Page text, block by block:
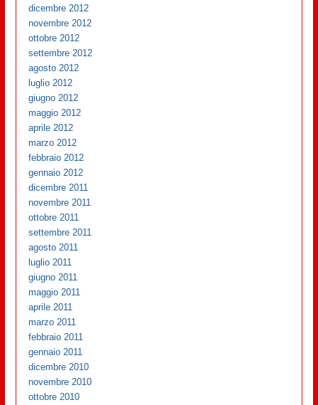
dicembre 2012
novembre 2012
ottobre 2012
settembre 2012
agosto 2012
luglio 2012
giugno 2012
maggio 2012
aprile 2012
marzo 2012
febbraio 2012
gennaio 2012
dicembre 2011
novembre 2011
ottobre 2011
settembre 2011
agosto 2011
luglio 2011
giugno 2011
maggio 2011
aprile 2011
marzo 2011
febbraio 2011
gennaio 2011
dicembre 2010
novembre 2010
ottobre 2010